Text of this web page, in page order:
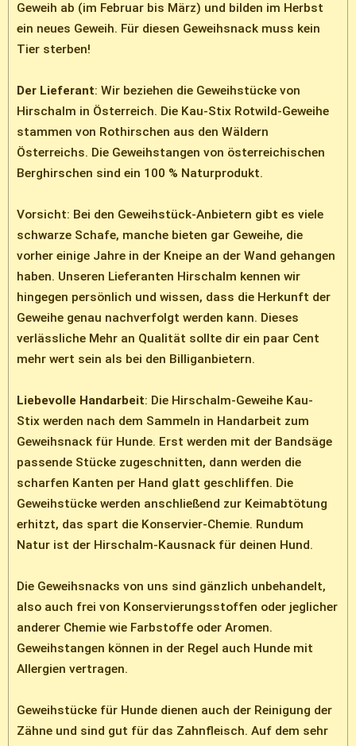
Geweih ab (im Februar bis März) und bilden im Herbst
ein neues Geweih. Für diesen Geweihsnack muss kein
Tier sterben!
Der Lieferant: Wir beziehen die Geweihstücke von
Hirschalm in Österreich. Die Kau-Stix Rotwild-Geweihe
stammen von Rothirschen aus den Wäldern
Österreichs. Die Geweihstangen von österreichischen
Berghirschen sind ein 100 % Naturprodukt.
Vorsicht: Bei den Geweihstück-Anbietern gibt es viele
schwarze Schafe, manche bieten gar Geweihe, die
vorher einige Jahre in der Kneipe an der Wand gehangen
haben. Unseren Lieferanten Hirschalm kennen wir
hingegen persönlich und wissen, dass die Herkunft der
Geweihe genau nachverfolgt werden kann. Dieses
verlässliche Mehr an Qualität sollte dir ein paar Cent
mehr wert sein als bei den Billiganbietern.
Liebevolle Handarbeit: Die Hirschalm-Geweihe Kau-
Stix werden nach dem Sammeln in Handarbeit zum
Geweihsnack für Hunde. Erst werden mit der Bandsäge
passende Stücke zugeschnitten, dann werden die
scharfen Kanten per Hand glatt geschliffen. Die
Geweihstücke werden anschließend zur Keimabtötung
erhitzt, das spart die Konservier-Chemie. Rundum
Natur ist der Hirschalm-Kausnack für deinen Hund.
Die Geweihsnacks von uns sind gänzlich unbehandelt,
also auch frei von Konservierungsstoffen oder jeglicher
anderer Chemie wie Farbstoffe oder Aromen.
Geweihstangen können in der Regel auch Hunde mit
Allergien vertragen.
Geweihstücke für Hunde dienen auch der Reinigung der
Zähne und sind gut für das Zahnfleisch. Auf dem sehr